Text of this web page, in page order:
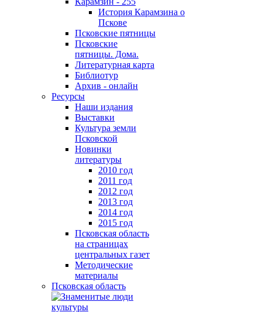
История Карамзина о
Пскове
Псковские пятницы
Псковские
пятницы. Дома.
Литературная карта
Библиотур
Архив - онлайн
Ресурсы
Наши издания
Выставки
Культура земли
Псковской
Новинки
литературы
2010 год
2011 год
2012 год
2013 год
2014 год
2015 год
Псковская область
на страницах
центральных газет
Методические
материалы
Псковская область